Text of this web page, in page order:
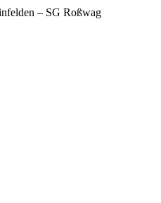
– SG Roßwag